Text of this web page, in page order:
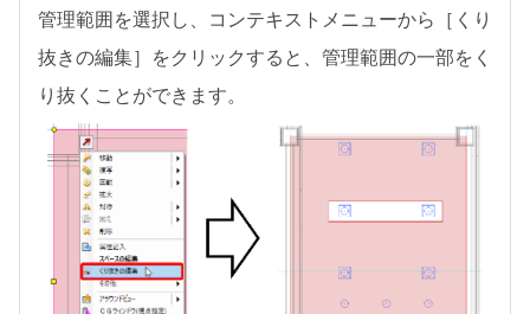
管理範囲を選択し、コンテキストメニューから［くり
抜きの編集］をクリックすると、管理範囲の一部をく
り抜くことができます。